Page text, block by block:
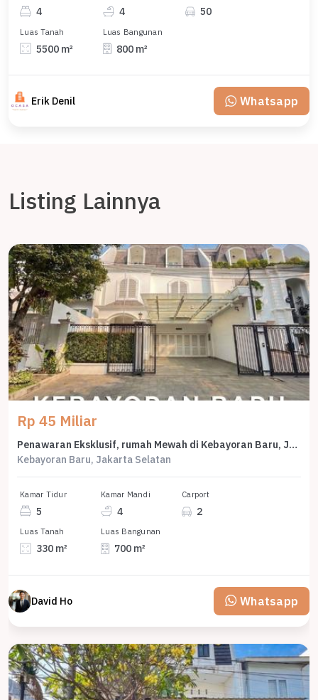
4 4 50
Luas Tanah
5500 m²
Luas Bangunan
800 m²
Erik Denil Whatsapp
Listing Lainnya
Rp 45 Miliar
Penawaran Eksklusif, rumah Mewah di Kebayoran Baru, Jakarta Selatan, LB 700m²
Kebayoran Baru, Jakarta Selatan
Kamar Tidur
5
Kamar Mandi
4
Carport
2
Luas Tanah
330 m²
Luas Bangunan
700 m²
David Ho Whatsapp